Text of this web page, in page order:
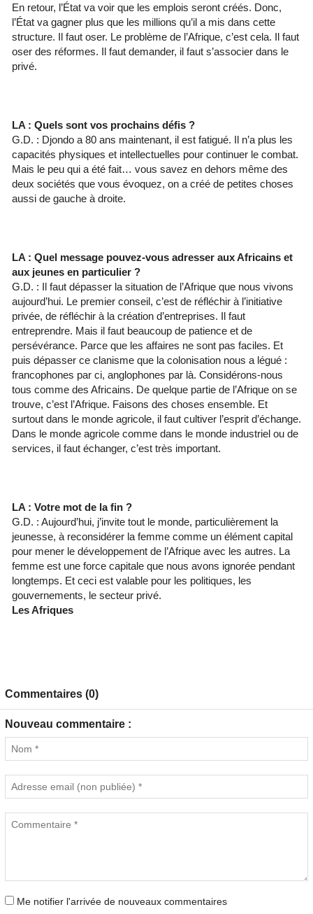
En retour, l’État va voir que les emplois seront créés. Donc,
l’État va gagner plus que les millions qu’il a mis dans cette
structure. Il faut oser. Le problème de l’Afrique, c’est cela. Il faut
oser des réformes. Il faut demander, il faut s’associer dans le
privé.
LA : Quels sont vos prochains défis ?
G.D. : Djondo a 80 ans maintenant, il est fatigué. Il n’a plus les
capacités physiques et intellectuelles pour continuer le combat.
Mais le peu qui a été fait… vous savez en dehors même des
deux sociétés que vous évoquez, on a créé de petites choses
aussi de gauche à droite.
LA : Quel message pouvez-vous adresser aux Africains et
aux jeunes en particulier ?
G.D. : Il faut dépasser la situation de l’Afrique que nous vivons
aujourd’hui. Le premier conseil, c’est de réfléchir à l’initiative
privée, de réfléchir à la création d’entreprises. Il faut
entreprendre. Mais il faut beaucoup de patience et de
persévérance. Parce que les affaires ne sont pas faciles. Et
puis dépasser ce clanisme que la colonisation nous a légué :
francophones par ci, anglophones par là. Considérons-nous
tous comme des Africains. De quelque partie de l’Afrique on se
trouve, c’est l’Afrique. Faisons des choses ensemble. Et
surtout dans le monde agricole, il faut cultiver l’esprit d’échange.
Dans le monde agricole comme dans le monde industriel ou de
services, il faut échanger, c’est très important.
LA : Votre mot de la fin ?
G.D. : Aujourd’hui, j’invite tout le monde, particulièrement la
jeunesse, à reconsidérer la femme comme un élément capital
pour mener le développement de l’Afrique avec les autres. La
femme est une force capitale que nous avons ignorée pendant
longtemps. Et ceci est valable pour les politiques, les
gouvernements, le secteur privé.
Les Afriques
Commentaires (0)
Nouveau commentaire :
Me notifier l'arrivée de nouveaux commentaires